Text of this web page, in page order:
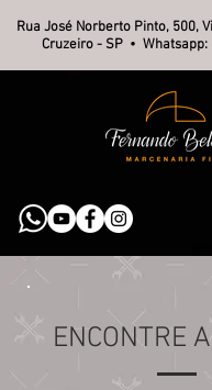
Rua José Norberto Pinto, 500,
Cruzeiro - SP • Whatsapp:
ENCONTRE